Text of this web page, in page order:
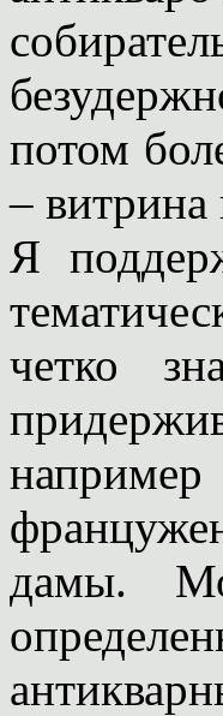
потом
– витрина
Я
четко
дамы.